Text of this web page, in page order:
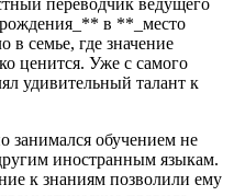
в **_место
семье, где значение
ценится. Уже с самого
удивительный талант к
занимался обучением не
иностранным языкам.
к знаниям позволили ему